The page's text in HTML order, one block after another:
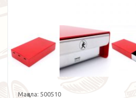
Мақала: 500510